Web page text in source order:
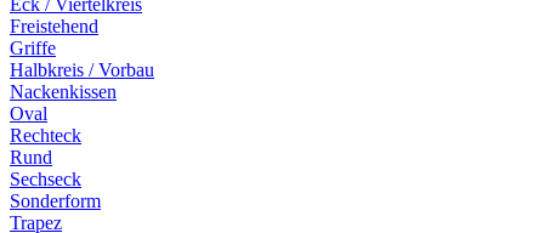
Eck / Viertelkreis
Freistehend
Griffe
Halbkreis / Vorbau
Nackenkissen
Oval
Rechteck
Rund
Sechseck
Sonderform
Trapez